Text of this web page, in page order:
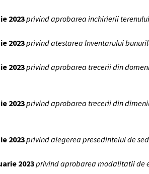
2023privind aprobarea inchirierii
2023privind atestarea Inventarului
2023privind aprobarea trecerii din
2023privind aprobarea trecerii din
2023privind alegerea presedintelui de
2023privind aprobarea modalitatii de